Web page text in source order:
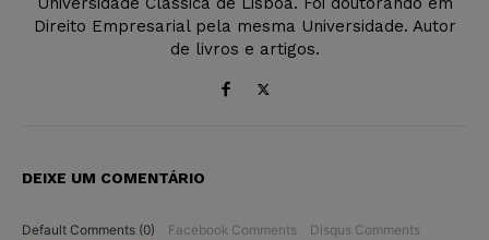
Direito Empresarial pela mesma Universidade. Autor
de livros e artigos.
DEIXE UM COMENTÁRIO
Default Comments (0) Facebook Comments Disqus Comments